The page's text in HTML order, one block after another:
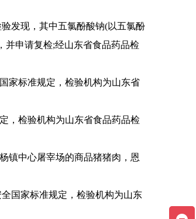
发现，其中五氯酚酸钠(以五氯酚
并申请复检;经山东省食品药品检
家标准规定，检验机构为山东省
检验机构为山东省食品药品检
中心屠宰场的商品猪猪肉，恩
国家标准规定，检验机构为山东